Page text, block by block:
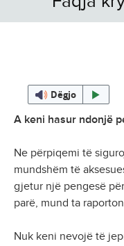
Dëgjo
A keni hasur ndonjë
Ne përpiqemi të
mundshëm të
gjetur një pengesë
parë, mund ta
Nuk keni nevojë të